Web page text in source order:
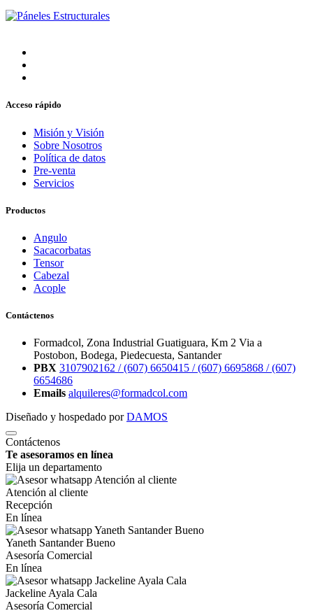
Acceso rápido
Misión y Visión
Sobre Nosotros
Política de datos
Pre-venta
Servicios
Productos
Angulo
Sacacorbatas
Tensor
Cabezal
Acople
Contáctenos
Formadcol, Zona Industrial Guatiguara, Km 2 Via a
Postobon, Bodega, Piedecuesta, Santander
PBX 3107902162 /(607) 6650415 /(607) 6695868 /(607)
6654686
Emails alquileres@formadcol.com
Diseñado y hospedado porDAMOS
Contáctenos
Te asesoramos en línea
Elija un departamento
Atención al cliente
Recepción
En línea
Yaneth Santander Bueno
Asesoría Comercial
En línea
Jackeline Ayala Cala
Asesoría Comercial